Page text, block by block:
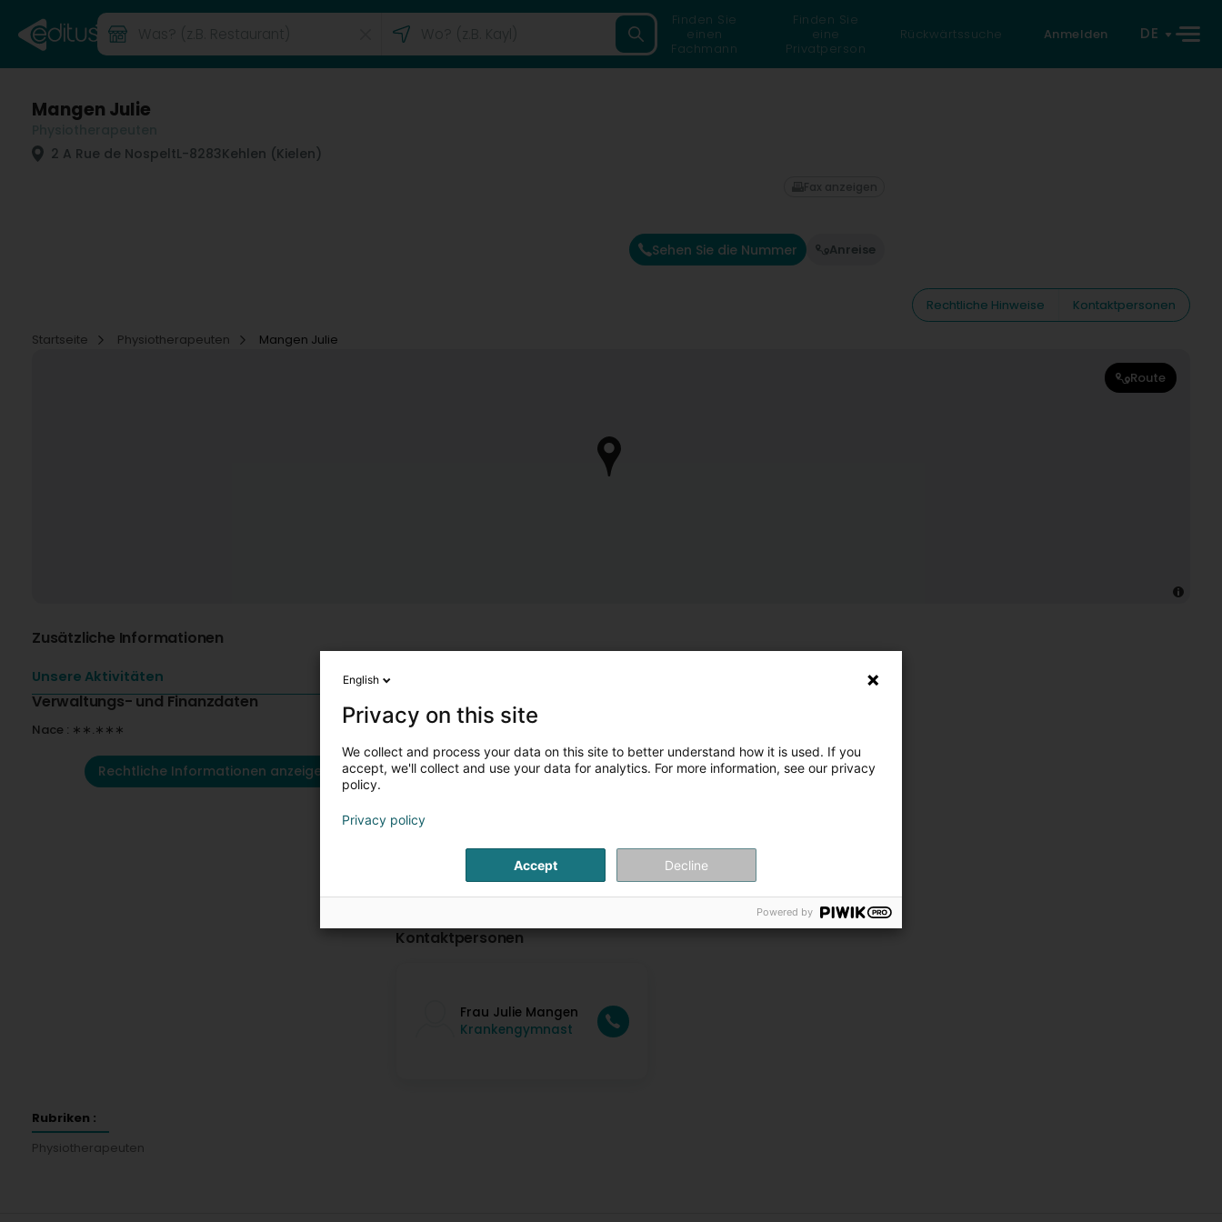
Finden Sie
einen
Fachmann
Finden Sie
eine
Privatperson
Rückwärtssuche Anmelden DE
Mangen Julie
2 A Rue de NospeltL-8283Kehlen (Kielen)
Sehen Sie die Nummer Anreise
Fax anzeigen
Rechtliche Hinweise
Kontaktpersonen
Startseite
Physiotherapeuten Mangen Julie
Route
Zusätzliche Informationen
Unsere Aktivitäten
Verwaltungs- und Finanzdaten
Nace : ∗∗.∗∗∗
Rechtliche Informationen anzeigen
Kontaktpersonen
Frau Julie Mangen
Krankengymnast
Rubriken :
Physiotherapeuten
English
Privacy on this site
We collect and process your data on this site to better understand how it is used. If you
accept, we'll collect and use your data for analytics. For more information, see our privacy
policy.
Privacy policy
Accept Decline
Powered by